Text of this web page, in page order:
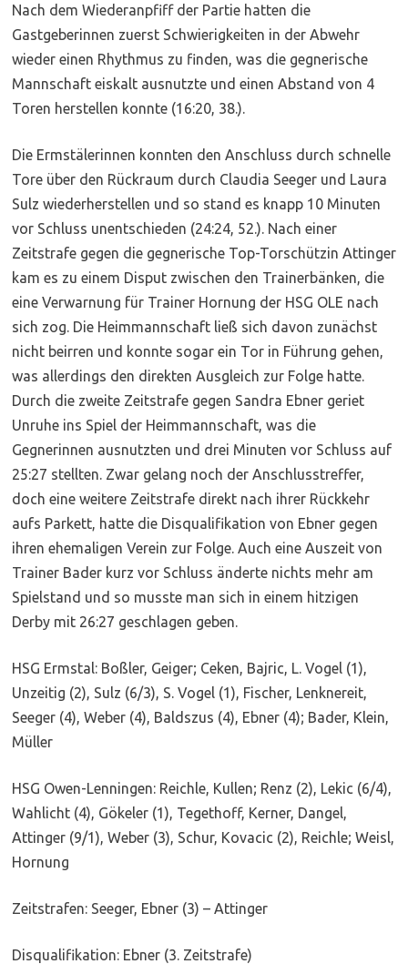
Nach dem Wiederanpfiff der Partie hatten die
Gastgeberinnen zuerst Schwierigkeiten in der Abwehr
wieder einen Rhythmus zu finden, was die gegnerische
Mannschaft eiskalt ausnutzte und einen Abstand von 4
Toren herstellen konnte (16:20, 38.).
Die Ermstälerinnen konnten den Anschluss durch schnelle
Tore über den Rückraum durch Claudia Seeger und Laura
Sulz wiederherstellen und so stand es knapp 10 Minuten
vor Schluss unentschieden (24:24, 52.). Nach einer
Zeitstrafe gegen die gegnerische Top-Torschützin Attinger
kam es zu einem Disput zwischen den Trainerbänken, die
eine Verwarnung für Trainer Hornung der HSG OLE nach
sich zog. Die Heimmannschaft ließ sich davon zunächst
nicht beirren und konnte sogar ein Tor in Führung gehen,
was allerdings den direkten Ausgleich zur Folge hatte.
Durch die zweite Zeitstrafe gegen Sandra Ebner geriet
Unruhe ins Spiel der Heimmannschaft, was die
Gegnerinnen ausnutzten und drei Minuten vor Schluss auf
25:27 stellten. Zwar gelang noch der Anschlusstreffer,
doch eine weitere Zeitstrafe direkt nach ihrer Rückkehr
aufs Parkett, hatte die Disqualifikation von Ebner gegen
ihren ehemaligen Verein zur Folge. Auch eine Auszeit von
Trainer Bader kurz vor Schluss änderte nichts mehr am
Spielstand und so musste man sich in einem hitzigen
Derby mit 26:27 geschlagen geben.
HSG Ermstal: Boßler, Geiger; Ceken, Bajric, L. Vogel (1),
Unzeitig (2), Sulz (6/3), S. Vogel (1), Fischer, Lenknereit,
Seeger (4), Weber (4), Baldszus (4), Ebner (4); Bader, Klein,
Müller
HSG Owen-Lenningen: Reichle, Kullen; Renz (2), Lekic (6/4),
Wahlicht (4), Gökeler (1), Tegethoff, Kerner, Dangel,
Attinger (9/1), Weber (3), Schur, Kovacic (2), Reichle; Weisl,
Hornung
Zeitstrafen: Seeger, Ebner (3) – Attinger
Disqualifikation: Ebner (3. Zeitstrafe)